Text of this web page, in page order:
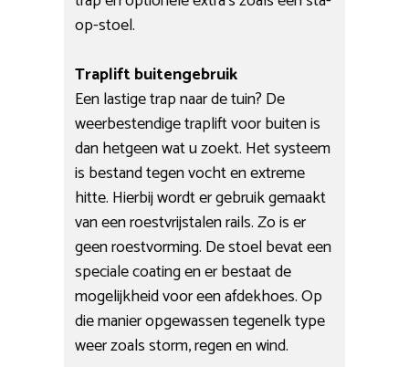
op-stoel.
Traplift buitengebruik
Een lastige trap naar de tuin? De
weerbestendige traplift voor buiten is
dan hetgeen wat u zoekt. Het systeem
is bestand tegen vocht en extreme
hitte. Hierbij wordt er gebruik gemaakt
van een roestvrijstalen rails. Zo is er
geen roestvorming. De stoel bevat een
speciale coating en er bestaat de
mogelijkheid voor een afdekhoes. Op
die manier opgewassen tegenelk type
weer zoals storm, regen en wind.